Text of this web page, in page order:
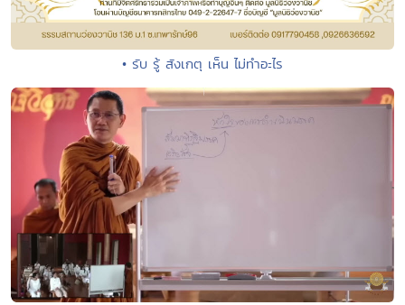
• รับ รู้ สังเกตุ เห็น ไม่ทำอะไร